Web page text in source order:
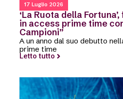
17 Luglio 2026
‘La Ruota della
in access prime time
Campioni”
A un anno dal suo debutto
prime time
Letto tutto